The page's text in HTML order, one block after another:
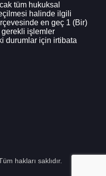
tüm hukuksal
halinde ilgili
en geç 1 (Bir)
gerekli işlemler
durumlar için irtibata
hakları saklıdır.